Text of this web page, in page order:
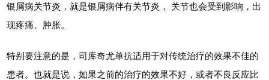
银屑病关节炎，就是银屑病伴有关节炎， 关节也会受到影响，出
现疼痛、肿胀。
特别要注意的是，司库奇尤单抗适用于对传统治疗的效果不佳的
患者。也就是说，如果之前的治疗的效果不好，或者不良反应比